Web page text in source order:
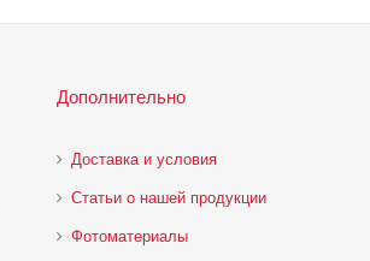
Дополнительно
Доставка и условия
Статьи о нашей продукции
Фотоматериалы